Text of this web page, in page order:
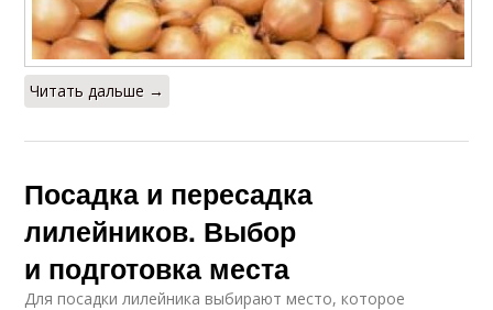
Читать дальше →
Посадка и пересадка
лилейников. Выбор
и подготовка места
Для посадки лилейника выбирают место, которое